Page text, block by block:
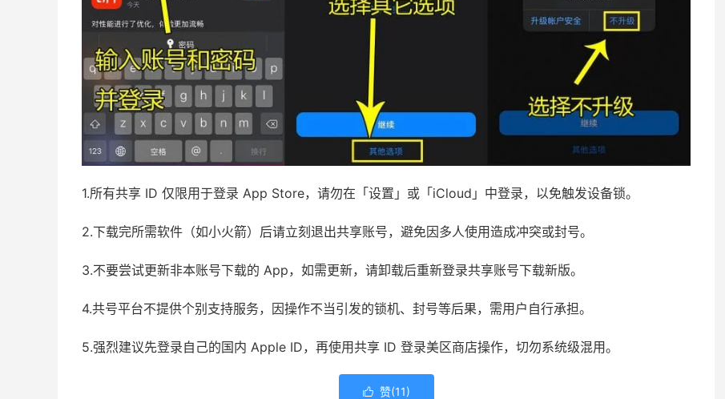
1.所有共享 ID 仅限用于登录 App Store，请勿在「设置」或「iCloud」中登录，以免触发设备锁。
2.下载完所需软件（如小火箭）后请立刻退出共享账号，避免因多人使用造成冲突或封号。
3.不要尝试更新非本账号下载的 App，如需更新，请卸载后重新登录共享账号下载新版。
4.共号平台不提供个别支持服务，因操作不当引发的锁机、封号等后果，需用户自行承担。
5.强烈建议先登录自己的国内 Apple ID，再使用共享 ID 登录美区商店操作，切勿系统级混用。
 赞(11)